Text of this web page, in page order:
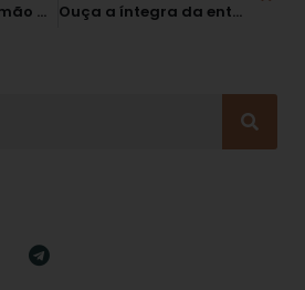
Nomeação de irmão de juiz para cargo comissionado em TRF é nepotismo Ouça a íntegra da entrevista de Fábio Medina Osório à rede Voz da Rússia, a respeito da “Lei Anticorrupção”